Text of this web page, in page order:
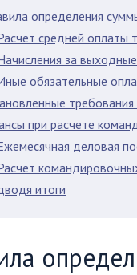
определения
средней оплаты
за
обязательные
требования
при расчете
деловая
итоги